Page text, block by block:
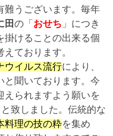
うございます。毎年
田の「 おせち 」につき
掛けることの出来る個
ております。
ウイルス流行により、
と聞いております。今
えられますよう願いを
と致しました。伝統的な
料理の技の粋を集め